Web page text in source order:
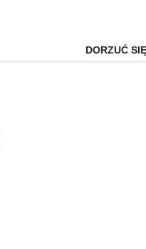
DORZUĆ SIĘ